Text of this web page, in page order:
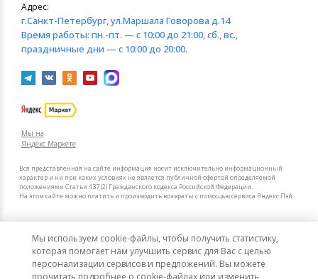
Мы используем cookie-файлы, чтобы получить статистику,
которая помогает нам улучшить сервис для Вас с целью
персонализации сервисов и предложений. Вы можете
прочитать подробнее о cookie-файлах или изменить
Мы на
Яндекс.Маркете
Адрес:
г.Санкт-Петербург, ул.Маршала Говорова д.14
Время работы: пн.-пт. — с 10:00 до 21:00, сб., вс.,
праздничные дни — с 10:00 до 20:00.
Вся представленная на сайте информация носит исключительно информационный
характер и ни при каких условиях не является публичной офертой определяемой
положениями Статьи 437 (2) Гражданского кодекса Российской Федерации.
На этом сайте можно платить и производить возвраты с помощью сервиса Яндекс Пэй.
Мы в других городах
Санкт-Петербург
Москва